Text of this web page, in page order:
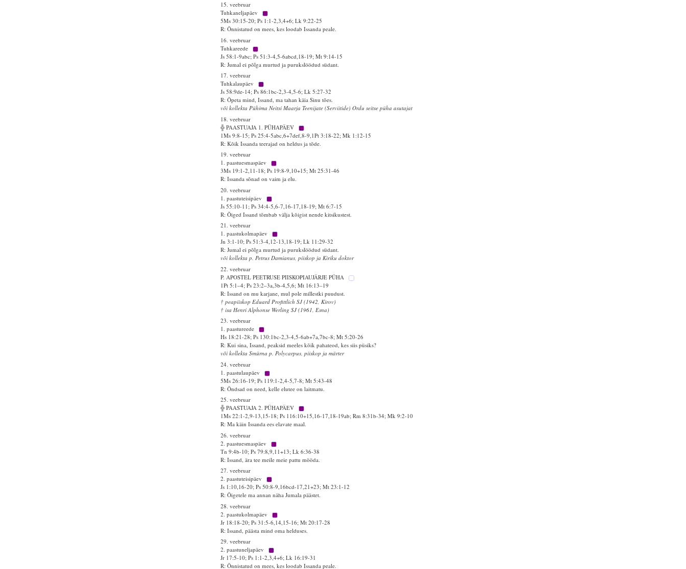
15. veebruar
Tuhkaneljapäev
5Ms 30:15-20; Ps 1:1-2,3,4+6; Lk 9:22-25
R: Õnnistatud on mees, kes loodab Issanda peale.
16. veebruar
Tuhkareede
Js 58:1-9abc; Ps 51:3-4,5-6abcd,18-19; Mt 9:14-15
R: Jumal ei põlga murtud ja purukslöödud südant.
17. veebruar
Tuhkalaupäev
Js 58:9de-14; Ps 86:1bc-2,3-4,5-6; Lk 5:27-32
R: Õpeta mind, Issand, ma tahan käia Sinu tões.
või kollekta Pühima Neitsi Maarja Teenijate (Serviitide) Ordu seitse püha asutajat
18. veebruar
╬ PAASTUAJA 1. PÜHAPÄEV
1Ms 9:8-15; Ps 25:4-5abc,6+7def,8-9,1Pt 3:18-22; Mk 1:12-15
R: Kõik Issanda teerajad on heldus ja tõde.
19. veebruar
1. paastuesmaspäev
3Ms 19:1-2,11-18; Ps 19:8-9,10+15; Mt 25:31-46
R: Issanda sõnad on vaim ja elu.
20. veebruar
1. paastuteisipäev
Js 55:10-11; Ps 34:4-5,6-7,16-17,18-19; Mt 6:7-15
R: Õiged Issand tõmbab välja kõigist nende kitsikustest.
21. veebruar
1. paastukolmapäev
Jn 3:1-10; Ps 51:3-4,12-13,18-19; Lk 11:29-32
R: Jumal ei põlga murtud ja purukslöödud südant.
või kollekta p. Petrus Damianus, piiskop ja Kiriku doktor
22. veebruar
P. APOSTEL PEETRUSE PIISKOPIAUJÄRJE PÜHA
1Pt 5:1–4; Ps 23:2–3a,3b-4,5,6; Mt 16:13–19
R: Issand on mu karjane, mul pole millestki puudust.
† peapiiskop Eduard Profittlich SJ (1942, Kirov)
† isa Henri Alphonse Werling SJ (1961, Esna)
23. veebruar
1. paastureede
Hs 18:21-28; Ps 130:1bc-2,3-4,5-6ab+7a,7bc-8; Mt 5:20-26
R: Kui sina, Issand, peaksid meeles kõik pahateod, kes siis püsiks?
või kollekta Smürna p. Polycarpus, piiskop ja märter
24. veebruar
1. paastulaupäev
5Ms 26:16-19; Ps 119:1-2,4-5,7-8; Mt 5:43-48
R: Õndsad on need, kelle elutee on laitmatu.
25. veebruar
╬ PAASTUAJA 2. PÜHAPÄEV
1Ms 22:1-2,9-13,15-18; Ps 116:10+15,16-17,18-19ab; Rm 8:31b-34; Mk 9:2-10
R: Ma käin Issanda ees elavate maal.
26. veebruar
2. paastuesmaspäev
Tn 9:4b-10; Ps 79:8,9,11+13; Lk 6:36-38
R: Issand, ära tee meile meie pattu mööda.
27. veebruar
2. paastuteisipäev
Js 1:10,16-20; Ps 50:8-9,16bcd-17,21+23; Mt 23:1-12
R: Õigetele ma annan näha Jumala päästet.
28. veebruar
2. paastukolmapäev
Jr 18:18-20; Ps 31:5-6,14,15-16; Mt 20:17-28
R: Issand, päästa mind oma helduses.
29. veebruar
2. paastuneljapäev
Jr 17:5-10; Ps 1:1-2,3,4+6; Lk 16:19-31
R: Õnnistatud on mees, kes loodab Issanda peale.